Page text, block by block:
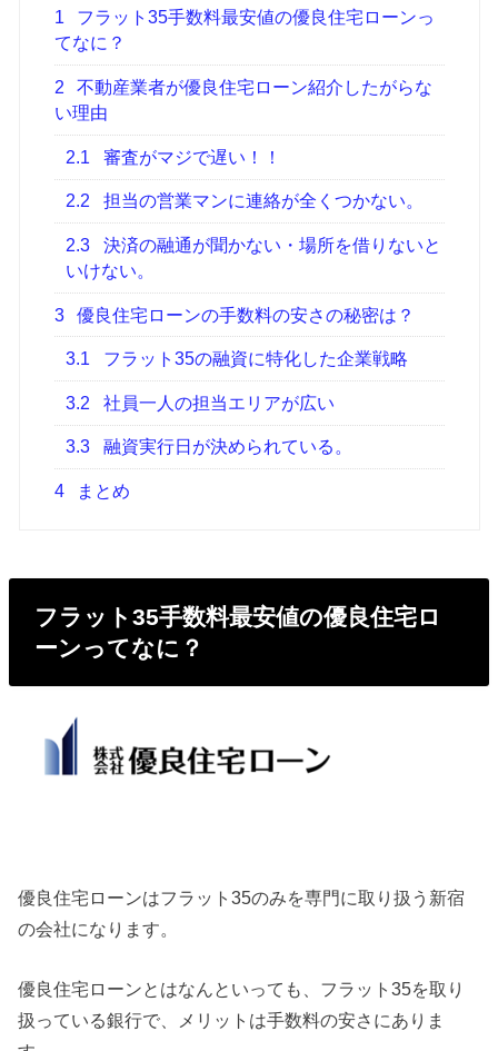
1
フラット35手数料最安値の優良住宅ローンっ
てなに？
2
不動産業者が優良住宅ローン紹介したがらな
い理由
2.1 審査がマジで遅い！！
2.2 担当の営業マンに連絡が全くつかない。
2.3
決済の融通が聞かない・場所を借りないと
いけない。
3 優良住宅ローンの手数料の安さの秘密は？
3.1 フラット35の融資に特化した企業戦略
3.2 社員一人の担当エリアが広い
3.3 融資実行日が決められている。
4 まとめ
フラット35手数料最安値の優良住宅ロ
ーンってなに？
優良住宅ローンはフラット35のみを専門に取り扱う新宿
の会社になります。
優良住宅ローンとはなんといっても、フラット35を取り
扱っている銀行で、メリットは手数料の安さにありま